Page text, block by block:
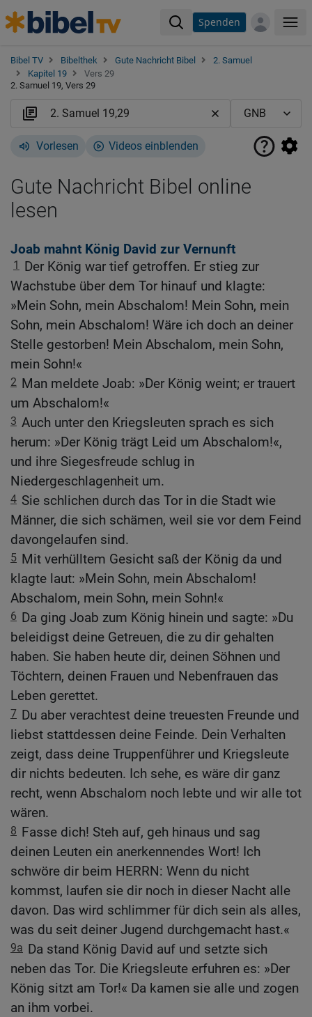
Spenden
Bibel TV Bibelthek Gute Nachricht Bibel
2. Samuel
Kapitel 19
Vers 29
2. Samuel 19, Vers 29
Vorlesen Videos einblenden
Gute Nachricht Bibel online
lesen
Joab mahnt König David zur Vernunft
1
Der König war tief getroffen. Er stieg zur
Wachstube über dem Tor hinauf und klagte:
»Mein Sohn, mein Abschalom! Mein Sohn, mein
Sohn, mein Abschalom! Wäre ich doch an deiner
Stelle gestorben! Mein Abschalom, mein Sohn,
mein Sohn!«
2 Man meldete Joab: »Der König weint; er trauert
um Abschalom!«
3 Auch unter den Kriegsleuten sprach es sich
herum: »Der König trägt Leid um Abschalom!«,
und ihre Siegesfreude schlug in
Niedergeschlagenheit um.
4 Sie schlichen durch das Tor in die Stadt wie
Männer, die sich schämen, weil sie vor dem Feind
davongelaufen sind.
5 Mit verhülltem Gesicht saß der König da und
klagte laut: »Mein Sohn, mein Abschalom!
Abschalom, mein Sohn, mein Sohn!«
6 Da ging Joab zum König hinein und sagte: »Du
beleidigst deine Getreuen, die zu dir gehalten
haben. Sie haben heute dir, deinen Söhnen und
Töchtern, deinen Frauen und Nebenfrauen das
Leben gerettet.
7 Du aber verachtest deine treuesten Freunde und
liebst stattdessen deine Feinde. Dein Verhalten
zeigt, dass deine Truppenführer und Kriegsleute
dir nichts bedeuten. Ich sehe, es wäre dir ganz
recht, wenn Abschalom noch lebte und wir alle tot
wären.
8 Fasse dich! Steh auf, geh hinaus und sag
deinen Leuten ein anerkennendes Wort! Ich
schwöre dir beim HERRN: Wenn du nicht
kommst, laufen sie dir noch in dieser Nacht alle
davon. Das wird schlimmer für dich sein als alles,
was du seit deiner Jugend durchgemacht hast.«
9a Da stand König David auf und setzte sich
neben das Tor. Die Kriegsleute erfuhren es: »Der
König sitzt am Tor!« Da kamen sie alle und zogen
an ihm vorbei.